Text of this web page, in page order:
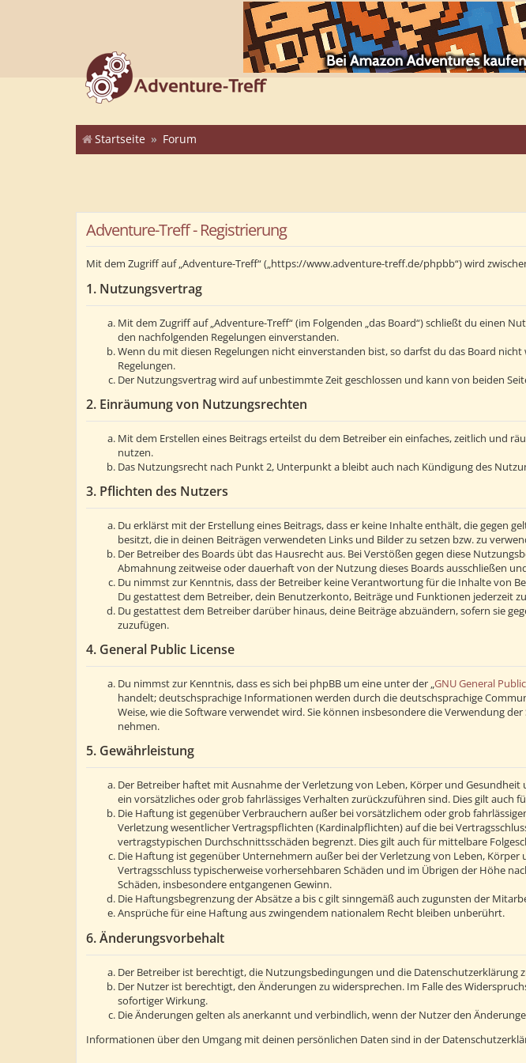
Startseite Forum
Adventure-Treff - Registrierung
Mit dem Zugriff auf „Adventure-Treff“ („https://www.adventure-treff.de/phpbb“) wird
1. Nutzungsvertrag
Mit dem Zugriff auf „Adventure-Treff“ (im Folgenden „das Board“) schließt du einen
den nachfolgenden Regelungen einverstanden.
Wenn du mit diesen Regelungen nicht einverstanden bist, so darfst du das Board
Regelungen.
Der Nutzungsvertrag wird auf unbestimmte Zeit geschlossen und kann von beiden
2. Einräumung von Nutzungsrechten
Mit dem Erstellen eines Beitrags erteilst du dem Betreiber ein einfaches, zeitlich und
nutzen.
Das Nutzungsrecht nach Punkt 2, Unterpunkt a bleibt auch nach Kündigung des
3. Pflichten des Nutzers
Du erklärst mit der Erstellung eines Beitrags, dass er keine Inhalte enthält, die gegen
besitzt, die in deinen Beiträgen verwendeten Links und Bilder zu setzen bzw. zu
Der Betreiber des Boards übt das Hausrecht aus. Bei Verstößen gegen diese
Abmahnung zeitweise oder dauerhaft von der Nutzung dieses Boards ausschließen
Du nimmst zur Kenntnis, dass der Betreiber keine Verantwortung für die Inhalte von
Du gestattest dem Betreiber, dein Benutzerkonto, Beiträge und Funktionen jederzeit
Du gestattest dem Betreiber darüber hinaus, deine Beiträge abzuändern, sofern sie
zuzufügen.
4. General Public License
Du nimmst zur Kenntnis, dass es sich bei phpBB um eine unter der „GNU General
handelt; deutschsprachige Informationen werden durch die deutschsprachige
Weise, wie die Software verwendet wird. Sie können insbesondere die Verwendung
nehmen.
5. Gewährleistung
Der Betreiber haftet mit Ausnahme der Verletzung von Leben, Körper und
ein vorsätzliches oder grob fahrlässiges Verhalten zurückzuführen sind. Dies gilt auch
Die Haftung ist gegenüber Verbrauchern außer bei vorsätzlichem oder grob
Verletzung wesentlicher Vertragspflichten (Kardinalpflichten) auf die bei
vertragstypischen Durchschnittsschäden begrenzt. Dies gilt auch für mittelbare
Die Haftung ist gegenüber Unternehmern außer bei der Verletzung von Leben,
Vertragsschluss typischerweise vorhersehbaren Schäden und im Übrigen der Höhe
Schäden, insbesondere entgangenen Gewinn.
Die Haftungsbegrenzung der Absätze a bis c gilt sinngemäß auch zugunsten der
Ansprüche für eine Haftung aus zwingendem nationalem Recht bleiben unberührt.
6. Änderungsvorbehalt
Der Betreiber ist berechtigt, die Nutzungsbedingungen und die
Der Nutzer ist berechtigt, den Änderungen zu widersprechen. Im Falle des
sofortiger Wirkung.
Die Änderungen gelten als anerkannt und verbindlich, wenn der Nutzer den
Informationen über den Umgang mit deinen persönlichen Daten sind in der